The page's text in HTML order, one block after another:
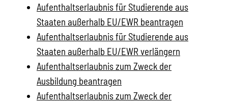
Aufenthaltserlaubnis für Studierende aus
Staaten außerhalb EU/EWR beantragen
Aufenthaltserlaubnis für Studierende aus
Staaten außerhalb EU/EWR verlängern
Aufenthaltserlaubnis zum Zweck der
Ausbildung beantragen
Aufenthaltserlaubnis zum Zweck der